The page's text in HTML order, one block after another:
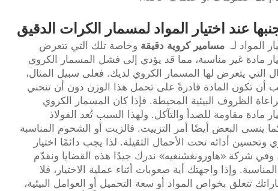
عند اختيار المواد لمسمار الكرات الدقيق
المواد لـ مسامير كروية دقيقة وخاصة تلك التي تتعرض
مادة غير مناسبة، مما قد يؤدي إلى فشل المسمار الكروي
التي يتعرض لها المسمار الكروي لديك. فعلى سبيل المثال،
أن تكون المادة قادرةً على تحمل هذا الوزن دون أن تنحني
الظروف البيئية المحيطة. فإذا كان المسمار الكروي
مادة مقاومة للصدأ والتآكل. ولهذا السبب تُعد الفولاذ
ينسى البعض أيضًا أمر التزييت. فالزيت أو الشحوم المناسبة
أدائه تحت الأحمال الثقيلة. لذا يجب دائمًا اختيار
شركة «هاورونغشنغيه» ندرك جيدًا هذه القضايا ونقدّم
وإذا واجهتك أية صعوبات أثناء عملية الاختيار، فلا
تتعلق بخواص المواد أو سعة التحميل أو العوامل البيئية،